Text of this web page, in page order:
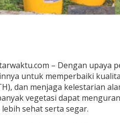
– Dengan upaya
untuk memperbaiki
dan menjaga kelestarian
vegetasi dapat
sehat serta segar.